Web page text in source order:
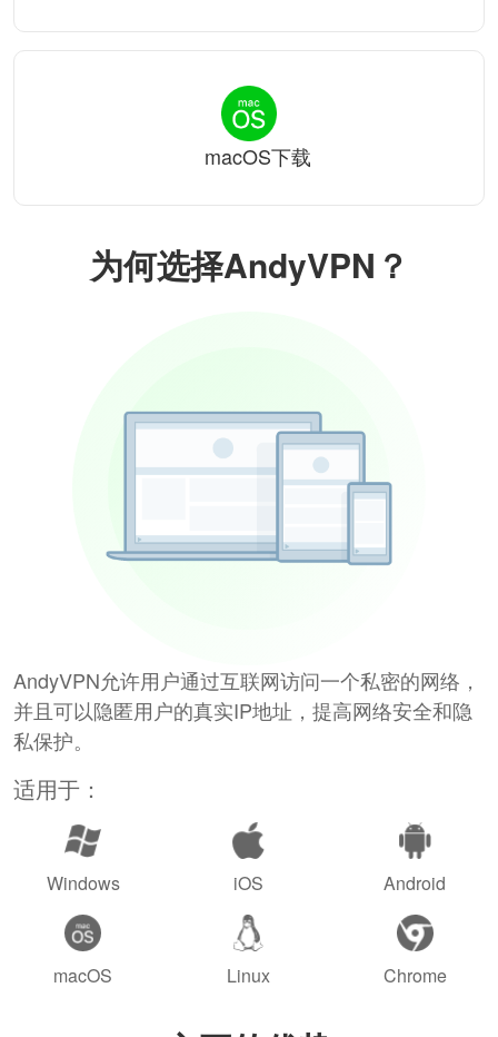
为何选择AndyVPN？
AndyVPN允许用户通过互联网访问一个私密的网络，
并且可以隐匿用户的真实IP地址，提高网络安全和隐
私保护。
适用于：
Windows iOS Android
macOS Linux Chrome
macOS下载